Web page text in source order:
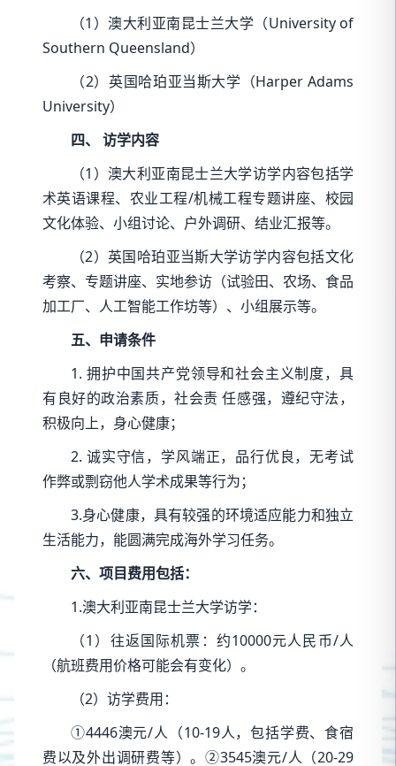
（1）澳大利亚南昆士兰大学（University of
Southern Queensland）
（2）英国哈珀亚当斯大学（Harper Adams
University）
四、 访学内容
（1）澳大利亚南昆士兰大学访学内容包括学
术英语课程、农业工程/机械工程专题讲座、校园
文化体验、小组讨论、户外调研、结业汇报等。
（2）英国哈珀亚当斯大学访学内容包括文化
考察、专题讲座、实地参访（试验田、农场、食品
加工厂、人工智能工作坊等）、小组展示等。
五、申请条件
1. 拥护中国共产党领导和社会主义制度，具
有良好的政治素质，社会责 任感强，遵纪守法，
积极向上，身心健康；
2. 诚实守信，学风端正，品行优良，无考试
作弊或剽窃他人学术成果等行为；
3.身心健康，具有较强的环境适应能力和独立
生活能力，能圆满完成海外学习任务。
六、项目费用包括：
1.澳大利亚南昆士兰大学访学：
（1）往返国际机票：约10000元人民币/人
（航班费用价格可能会有变化）。
（2）访学费用：
①4446澳元/人（10-19人，包括学费、食宿
费以及外出调研费等）。②3545澳元/人（20-29